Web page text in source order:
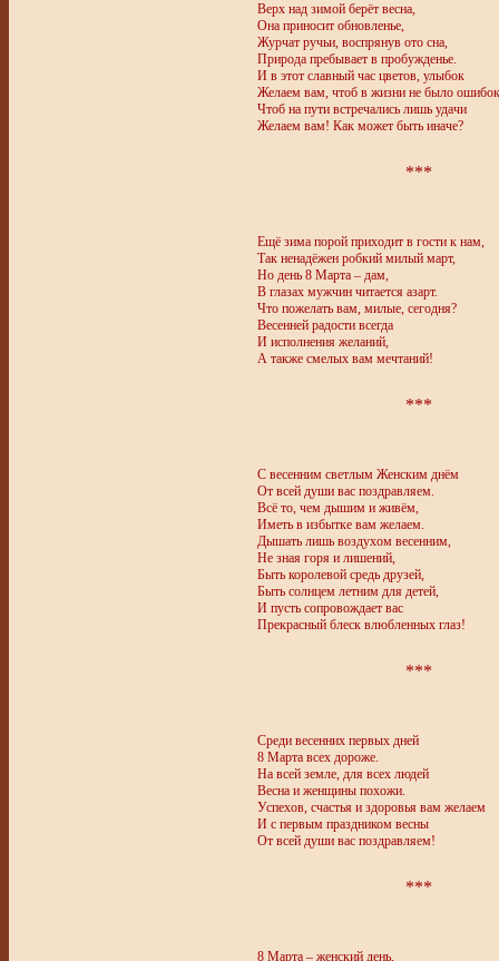
Верх над зимой берёт весна,
Она приносит обновленье,
Журчат ручьи, воспрянув ото сна,
Природа пребывает в пробужденье.
И в этот славный час цветов, улыбок
Желаем вам, чтоб в жизни не было
Чтоб на пути встречались лишь удачи
Желаем вам! Как может быть иначе?
***
Ещё зима порой приходит в гости к нам,
Так ненадёжен робкий милый март,
Но день 8 Марта – дам,
В глазах мужчин читается азарт.
Что пожелать вам, милые, сегодня?
Весенней радости всегда
И исполнения желаний,
А также смелых вам мечтаний!
***
С весенним светлым Женским днём
От всей души вас поздравляем.
Всё то, чем дышим и живём,
Иметь в избытке вам желаем.
Дышать лишь воздухом весенним,
Не зная горя и лишений,
Быть королевой средь друзей,
Быть солнцем летним для детей,
И пусть сопровождает вас
Прекрасный блеск влюбленных глаз!
***
Среди весенних первых дней
8 Марта всех дороже.
На всей земле, для всех людей
Весна и женщины похожи.
Успехов, счастья и здоровья вам желаем
И с первым праздником весны
От всей души вас поздравляем!
***
8 Марта – женский день,